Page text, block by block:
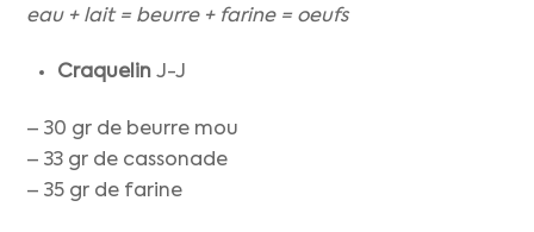
eau + lait = beurre + farine = oeufs
Craquelin J-J
– 30 gr de beurre mou
– 33 gr de cassonade
– 35 gr de farine